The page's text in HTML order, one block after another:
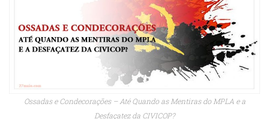
Ossadas e Condecorações – Até Quando as Mentiras do MPLA e a
Desfaçatez da CIVICOP?